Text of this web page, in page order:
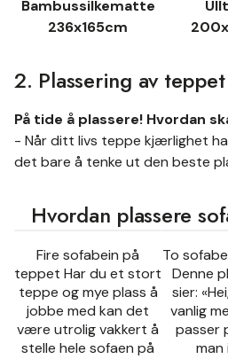
Bambussilkematte
236x165cm
2. Plassering av teppet
På tide å plassere! Hvordan
- Når ditt livs teppe kjærlighet
det bare å tenke ut den beste
Hvordan plassere
Fire sofabein på
teppet Har du et stort
teppe og mye plass å
jobbe med kan det
være utrolig vakkert å
stelle hele sofaen på
To
Denne
sier:
vanlig
passer
man